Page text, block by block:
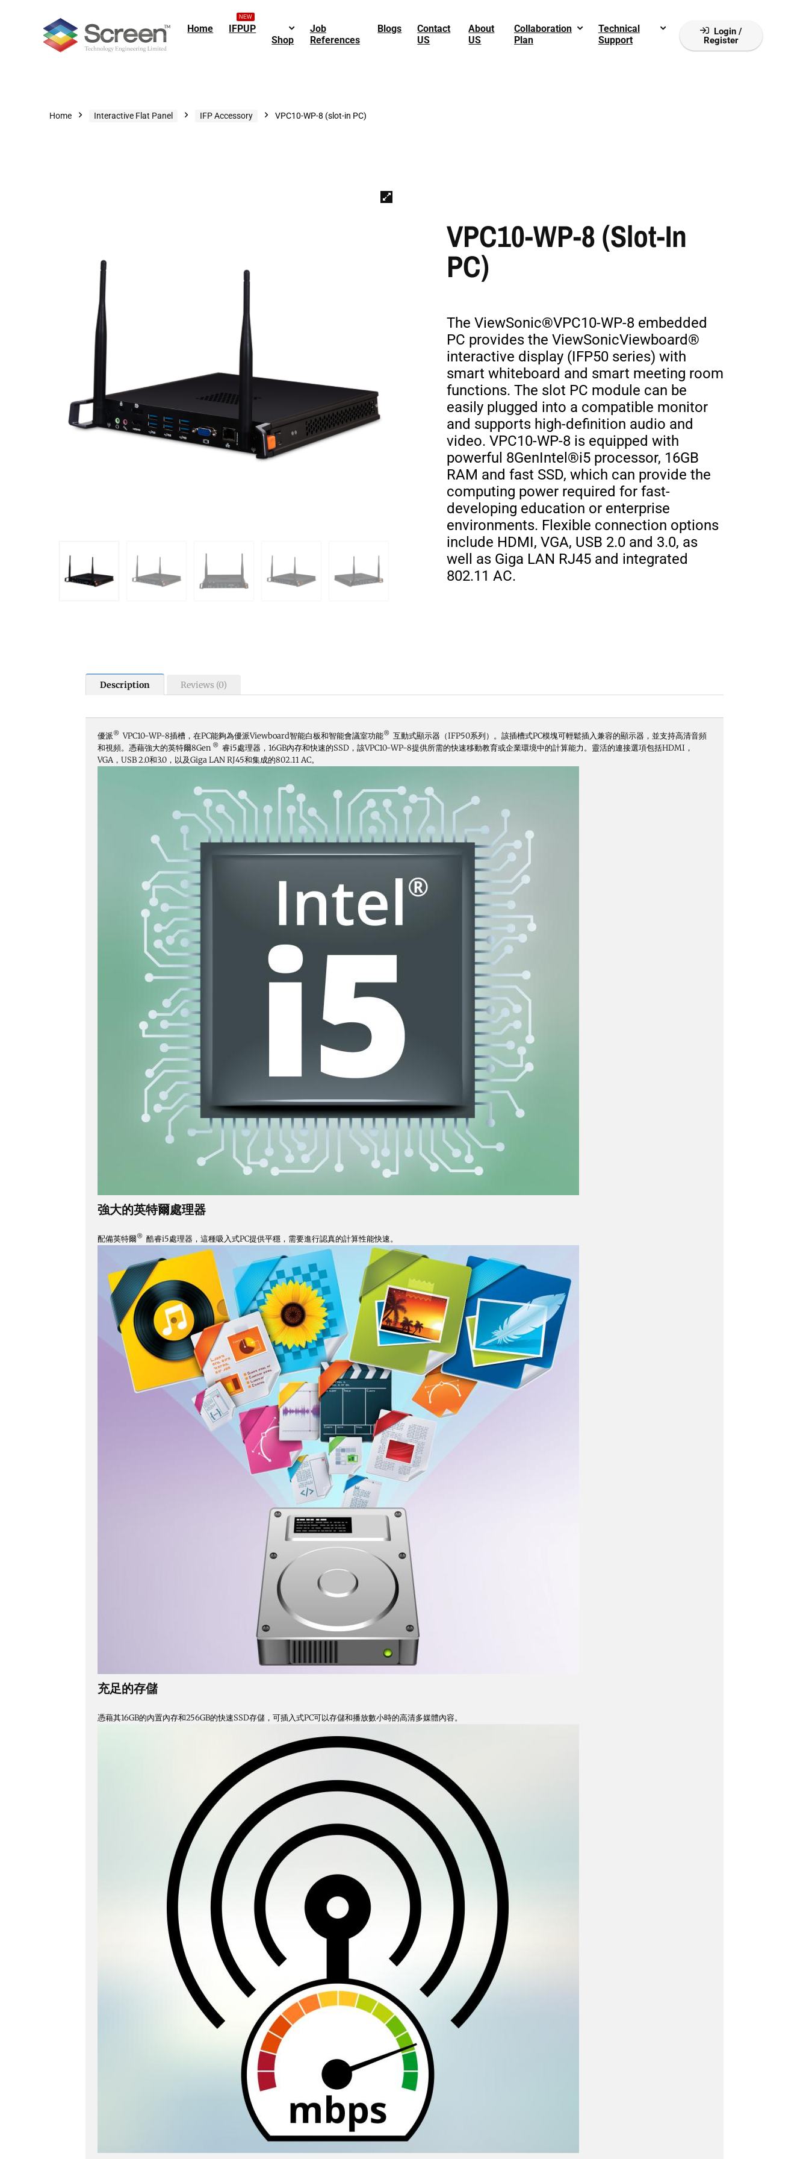
Home
NEW
IFPUP
Shop
Job
References
Blogs
Contact
US
About
US
Collaboration
Plan
Technical
Support
Login /
Register
Home Interactive Flat Panel IFP Accessory VPC10-WP-8 (slot-in PC)
VPC10-WP-8 (slot-In
PC)
The ViewSonic®VPC10-WP-8 embedded
PC provides the ViewSonicViewboard®
interactive display (IFP50 series) with
smart whiteboard and smart meeting room
functions. The slot PC module can be
easily plugged into a compatible monitor
and supports high-definition audio and
video. VPC10-WP-8 is equipped with
powerful 8GenIntel®i5 processor, 16GB
RAM and fast SSD, which can provide the
computing power required for fast-
developing education or enterprise
environments. Flexible connection options
include HDMI, VGA, USB 2.0 and 3.0, as
well as Giga LAN RJ45 and integrated
802.11 AC.
Description Reviews (0)
優派® VPC10-WP-8插槽，在PC能夠為優派Viewboard智能白板和智能會議室功能® 互動式顯示器（IFP50系列）。該插槽式PC模塊可輕鬆插入兼容的顯示器，並支持高清音頻
和視頻。憑藉強大的英特爾8Gen ® 睿i5處理器，16GB內存和快速的SSD，該VPC10-WP-8提供所需的快速移動教育或企業環境中的計算能力。靈活的連接選項包括HDMI，
VGA，USB 2.0和3.0，以及Giga LAN RJ45和集成的802.11 AC。
強大的英特爾處理器
配備英特爾® 酷睿i5處理器，這種吸入式PC提供平穩，需要進行認真的計算性能快速。
充足的存儲
憑藉其16GB的內置內存和256GB的快速SSD存儲，可插入式PC可以存儲和播放數小時的高清多媒體內容。